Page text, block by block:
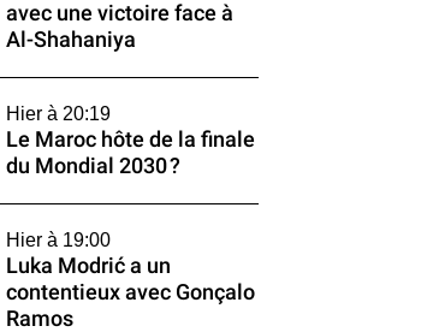
avec une victoire face à
Al-Shahaniya
Hier à 20:19
Le Maroc hôte de la finale
du Mondial 2030 ?
Hier à 19:00
Luka Modrić a un
contentieux avec Gonçalo
Ramos